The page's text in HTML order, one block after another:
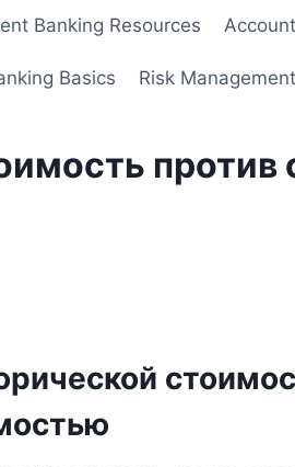
Banking Resources
Basics Risk
против